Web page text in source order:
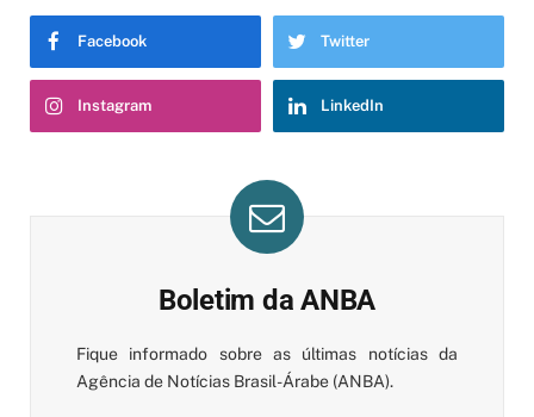
Facebook Twitter
Instagram LinkedIn
Boletim da ANBA
Fique informado sobre as últimas notícias da
Agência de Notícias Brasil-Árabe (ANBA).